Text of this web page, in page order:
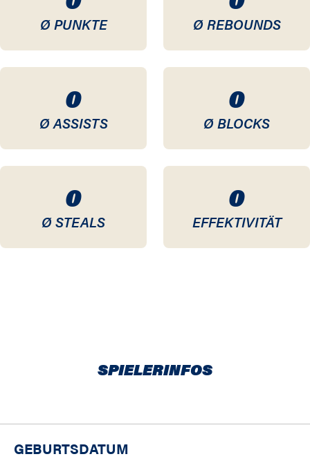
Ø PUNKTE Ø REBOUNDS
0
Ø ASSISTS
0
Ø BLOCKS
0
Ø STEALS
0
EFFEKTIVITÄT
SPIELERINFOS
GEBURTSDATUM